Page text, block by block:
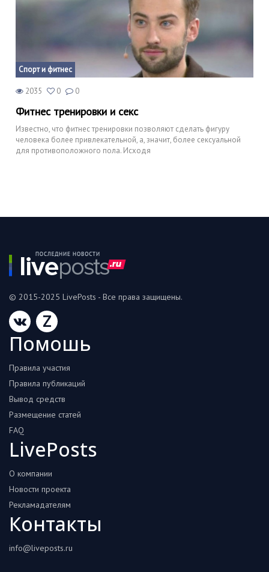
Спорт и фитнес
2035 0 0
Фитнес тренировки и секс
Известно, что фитнес тренировки позволяют сделать фигуру
человека более привлекательной, а, значит, более сексуальной
для противоположного пола. Исходя
© 2015-2025 LivePosts - Все права защищены.
Z
Помошь
Правила участия
Правила публикаций
Вывод средств
Размещение статей
FAQ
LivePosts
О компании
Новости проекта
Рекламадателям
Контакты
info@liveposts.ru